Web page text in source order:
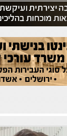
עו"ד אבי כהן
פלילי פשיעה חמורה
סמים עבירות מין
0523647066
ויקי שמואל –
פלילי משפט פלילי
קורל קרוז – עורך